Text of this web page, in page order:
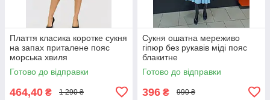
Плаття класика коротке сукня
на запах приталене пояс
морська хвиля
Готово до відправки
464,40 ₴ 1 290 ₴
Сукня ошатна мереживо
гіпюр без рукавів міді пояс
блакитне
Готово до відправки
396 ₴ 990 ₴